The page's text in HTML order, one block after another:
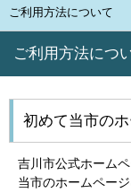
ご利用方法について
ご利用方法につ
初めて当市の
吉川市公式ホーム
当市のホームペー